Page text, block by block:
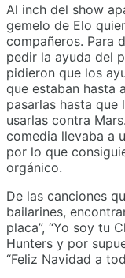
Al inch del show
gemelo de Elo
compañeros. Para
pedir la ayuda del
pidieron que los
que estaban hasta
pasarlas hasta que
usarlas contra
comedia llevaba a
por lo que
orgánico.
De las canciones
bailarines,
placa”, “Yo soy tu
Hunters y por
“Feliz Navidad a